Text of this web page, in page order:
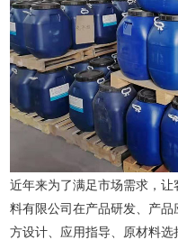
近年来为了满足市场需求，
料有限公司在产品研发、产
方设计、应用指导、原材料